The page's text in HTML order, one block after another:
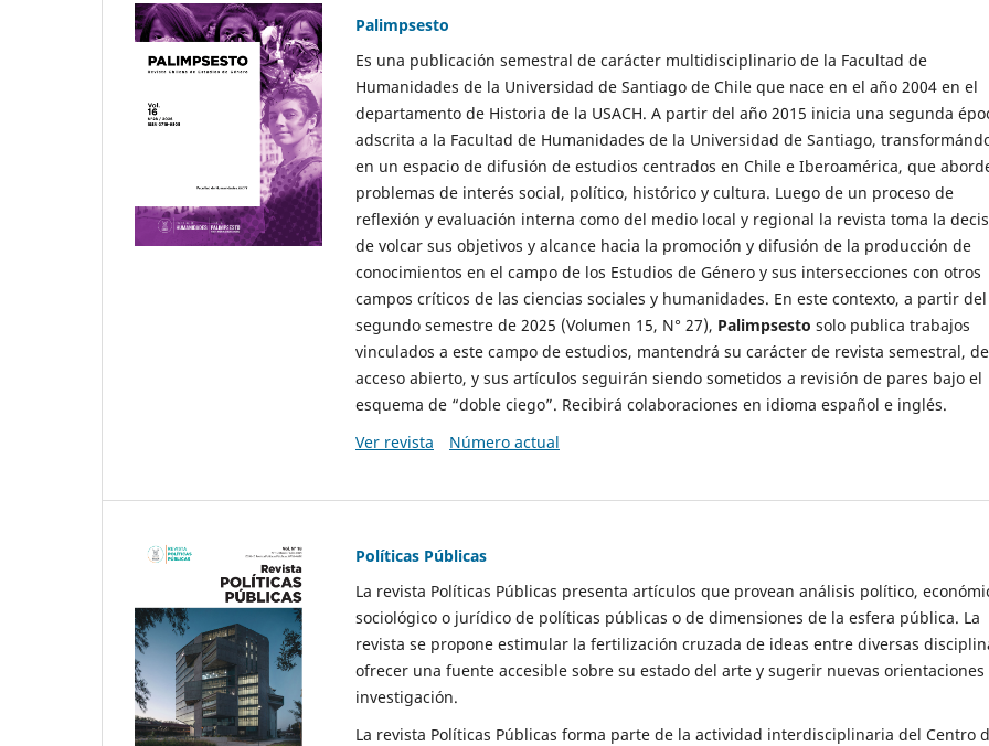
Palimpsesto
Es una publicación semestral de carácter multidisciplinario de la Facultad de
Humanidades de la Universidad de Santiago de Chile que nace en el año 2004 en el
departamento de Historia de la USACH. A partir del año 2015 inicia una segunda
adscrita a la Facultad de Humanidades de la Universidad de Santiago,
en un espacio de difusión de estudios centrados en Chile e Iberoamérica, que
problemas de interés social, político, histórico y cultura. Luego de un proceso de
reflexión y evaluación interna como del medio local y regional la revista toma la
de volcar sus objetivos y alcance hacia la promoción y difusión de la producción de
conocimientos en el campo de los Estudios de Género y sus intersecciones con otros
campos críticos de las ciencias sociales y humanidades. En este contexto, a partir del
segundo semestre de 2025 (Volumen 15, N° 27), Palimpsesto solo publica trabajos
vinculados a este campo de estudios, mantendrá su carácter de revista semestral, de
acceso abierto, y sus artículos seguirán siendo sometidos a revisión de pares bajo el
esquema de “doble ciego”. Recibirá colaboraciones en idioma español e inglés.
Ver revista
Número actual
Políticas Públicas
La revista Políticas Públicas presenta artículos que provean análisis político,
sociológico o jurídico de políticas públicas o de dimensiones de la esfera pública. La
revista se propone estimular la fertilización cruzada de ideas entre diversas
ofrecer una fuente accesible sobre su estado del arte y sugerir nuevas orientaciones
investigación.
La revista Políticas Públicas forma parte de la actividad interdisciplinaria del Centro